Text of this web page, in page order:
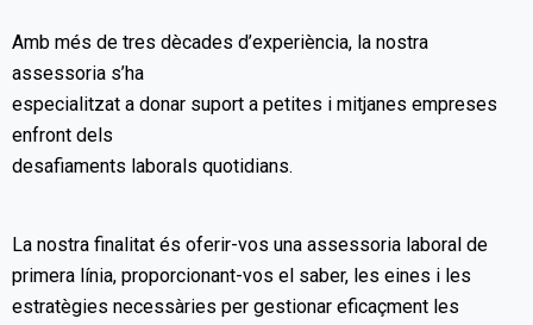
Amb més de tres dècades d’experiència, la nostra
assessoria s’ha
especialitzat a donar suport a petites i mitjanes empreses
enfront dels
desafiaments laborals quotidians.
La nostra finalitat és oferir-vos una assessoria laboral de
primera línia, proporcionant-vos el saber, les eines i les
estratègies necessàries per gestionar eficaçment les